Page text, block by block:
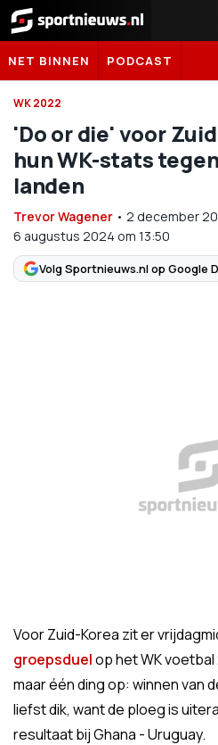
Sportnieuws.nl
NET BINNEN PODCAST
WK 2022
'Do or die' voor
hun WK-stats
landen
Trevor Wagener • 2 december
6 augustus 2024 om 13:50
Volg Sportnieuws.nl op Google
Voor Zuid-Korea zit er
groepsduelop het WK
maar één ding op: winnen van
liefst dik, want de ploeg is
resultaat bij Ghana - Uruguay.